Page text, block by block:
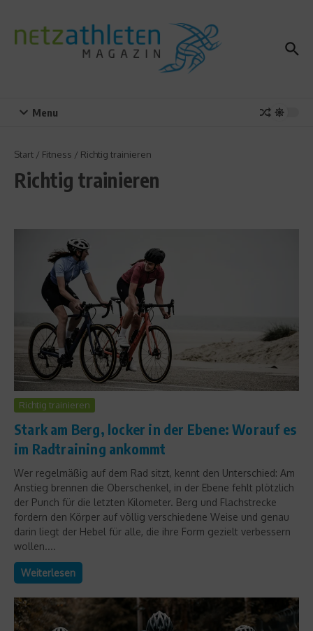
Menu
Start / Fitness / Richtig trainieren
Richtig trainieren
Richtig trainieren
Stark am Berg, locker in der Ebene: Worauf es
im Radtraining ankommt
Wer regelmäßig auf dem Rad sitzt, kennt den Unterschied: Am
Anstieg brennen die Oberschenkel, in der Ebene fehlt plötzlich
der Punch für die letzten Kilometer. Berg und Flachstrecke
fordern den Körper auf völlig verschiedene Weise und genau
darin liegt der Hebel für alle, die ihre Form gezielt verbessern
wollen....
Weiterlesen